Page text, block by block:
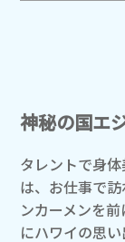
神秘の国エ
タレントで身
は、お仕事で
ンカーメンを
にハワイの思